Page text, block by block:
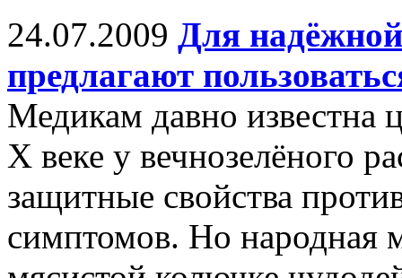
24.07.2009 Для
предлагают
Медикам давно известна
Х веке у вечнозелёного
защитные свойства
симптомов. Но народная